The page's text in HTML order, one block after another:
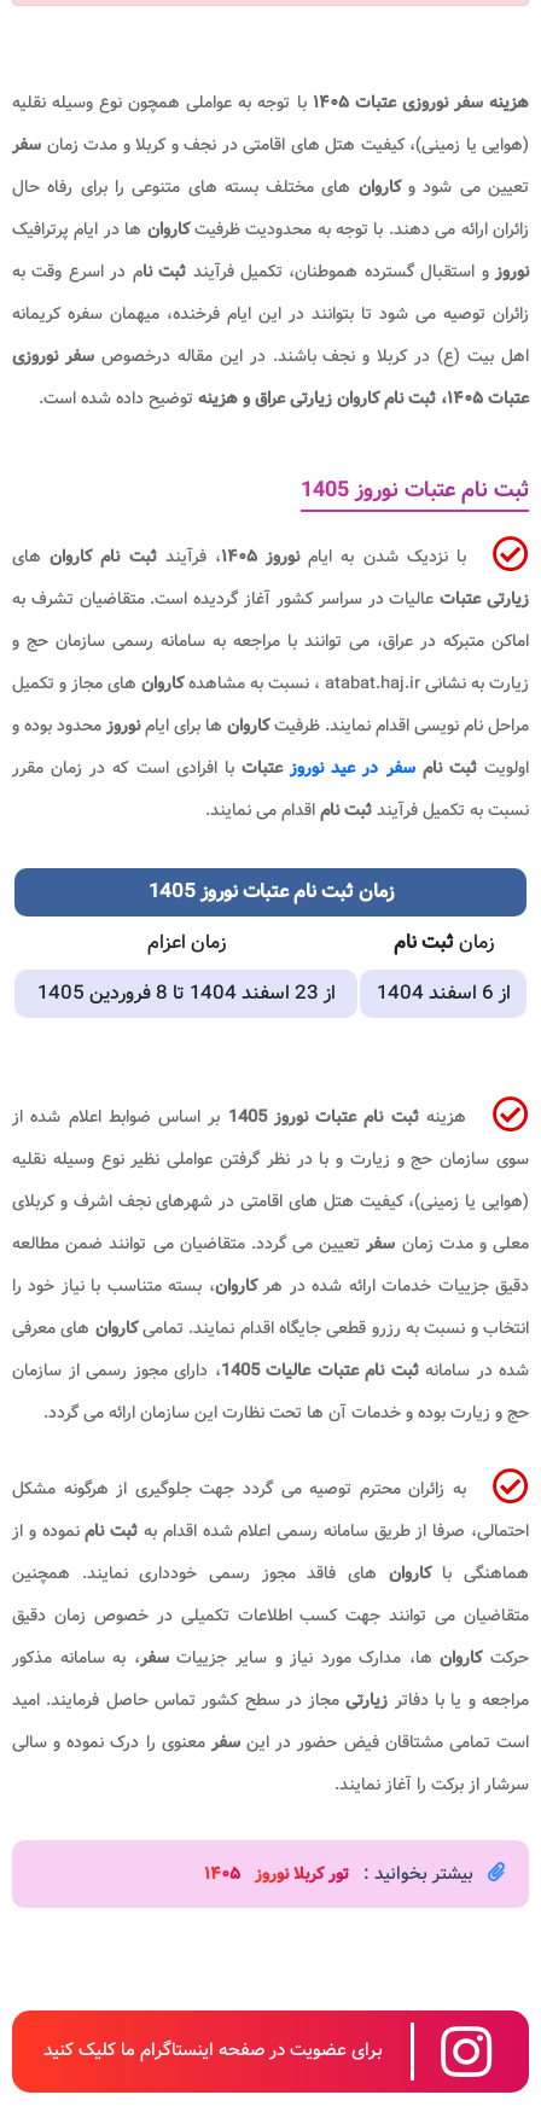
هزینه سفر نوروزی عتبات ۱۴۰۵
با توجه به عواملی همچون نوع وسیله نقلیه
(هوایی یا زمینی)، کیفیت هتل های اقامتی در نجف و کربلا و مدت زمان سفر
تعیین می شود وکاروان های مختلف بسته های متنوعی را برای رفاه حال
زائران ارائه می دهند. با توجه به محدودیت ظرفیتکاروان ها در ایام پرترافیک
نوروزو استقبال گسترده هموطنان، تکمیل فرآیند ثبت نام در اسرع وقت به
زائران توصیه می شود تا بتوانند در این ایام فرخنده، میهمان سفره کریمانه
اهل بیت (ع) در کربلا و نجف باشند. در این مقاله درخصوصسفر نوروزی
عتبات ۱۴۰۵، ثبت‌ نام کاروان زیارتی عراق و هزینه
توضیح داده شده است.
ثبت نام عتبات نوروز 1405
با نزدیک شدن به ایامنوروز ۱۴۰۵ ، فرآیندثبت نام کاروان های
زیارتی عتباتعالیات در سراسر کشور آغاز گردیده است. متقاضیان تشرف به
اماکن متبرکه در عراق، می توانند با مراجعه به سامانه رسمی سازمان حج و
زیارت به نشانی atabat.haj.ir ، نسبت به مشاهده
کاروان های مجاز و تکمیل
مراحل نام نویسی اقدام نمایند. ظرفیتکاروان ها برای ایامنوروزمحدود بوده و
اولویتثبت نام سفر در عید نوروز عتباتبا افرادی است که در زمان مقرر
نسبت به تکمیل فرآیندثبت ناماقدام می نمایند.
زمان ثبت نام عتبات نوروز 1405
زمانثبت نام
زمان اعزام
از 6 اسفند 1404
از 23 اسفند 1404 تا 8 فروردین 1405
هزینهثبت نام عتبات نوروز 1405
بر اساس ضوابط اعلام شده از
سوی سازمان حج و زیارت و با در نظر گرفتن عواملی نظیر نوع وسیله نقلیه
(هوایی یا زمینی)، کیفیت هتل های اقامتی در شهرهای نجف اشرف و کربلای
معلی و مدت زمان سفر تعیین می گردد. متقاضیان می توانند ضمن مطالعه
دقیق جزییات خدمات ارائه شده در هرکاروان، بسته متناسب با نیاز خود را
انتخاب و نسبت به رزرو قطعی جایگاه اقدام نمایند. تمامیکاروان های معرفی
شده در سامانهثبت نام عتبات عالیات 1405
، دارای مجوز رسمی از سازمان
حج و زیارت بوده و خدمات آن ها تحت نظارت این سازمان ارائه می گردد.
به زائران محترم توصیه می گردد جهت جلوگیری از هرگونه مشکل
احتمالی، صرفا از طریق سامانه رسمی اعلام شده اقدام به ثبت نامنموده و از
هماهنگی باکاروان های فاقد مجوز رسمی خودداری نمایند. همچنین
متقاضیان می توانند جهت کسب اطلاعات تکمیلی در خصوص زمان دقیق
حرکتکاروانها، مدارک مورد نیاز و سایر جزییاتسفر، به سامانه مذکور
مراجعه و یا با دفاتر زیارتی مجاز در سطح کشور تماس حاصل فرمایند. امید
است تمامی مشتاقان فیض حضور در اینسفرمعنوی را درک نموده و سالی
سرشار از برکت را آغاز نمایند.
بیشتر بخوانید : تور کربلا نوروز ۱۴۰۵
برای عضویت در صفحه اینستاگرام ما کلیک کنید